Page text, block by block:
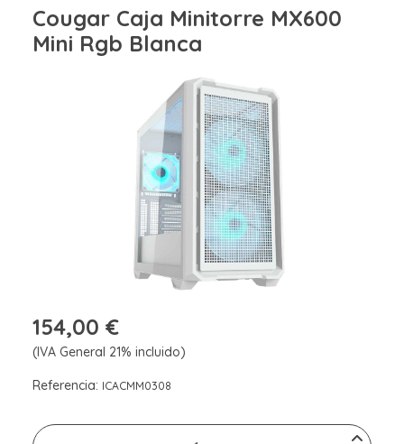
Cougar Caja Minitorre MX600
Mini Rgb Blanca
154,00 €
(IVA General 21% incluido)
Referencia: ICACMM0308